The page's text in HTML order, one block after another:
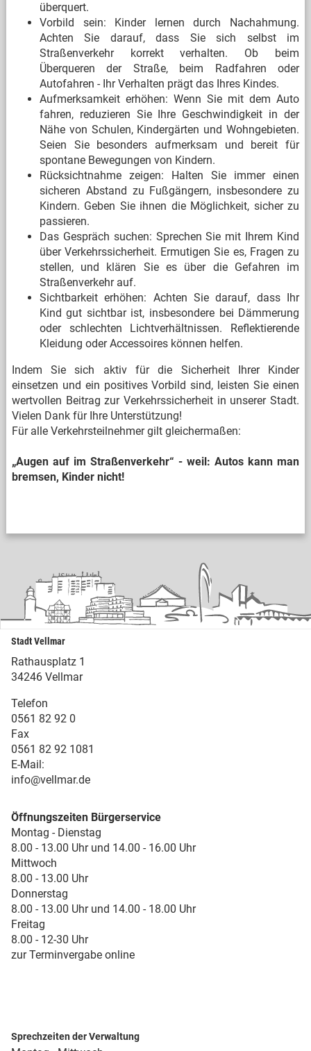
überquert.
Vorbild sein: Kinder lernen durch Nachahmung.
Achten Sie darauf, dass Sie sich selbst im
Straßenverkehr korrekt verhalten. Ob beim
Überqueren der Straße, beim Radfahren oder
Autofahren - Ihr Verhalten prägt das Ihres Kindes.
Aufmerksamkeit erhöhen: Wenn Sie mit dem Auto
fahren, reduzieren Sie Ihre Geschwindigkeit in der
Nähe von Schulen, Kindergärten und Wohngebieten.
Seien Sie besonders aufmerksam und bereit für
spontane Bewegungen von Kindern.
Rücksichtnahme zeigen: Halten Sie immer einen
sicheren Abstand zu Fußgängern, insbesondere zu
Kindern. Geben Sie ihnen die Möglichkeit, sicher zu
passieren.
Das Gespräch suchen: Sprechen Sie mit Ihrem Kind
über Verkehrssicherheit. Ermutigen Sie es, Fragen zu
stellen, und klären Sie es über die Gefahren im
Straßenverkehr auf.
Sichtbarkeit erhöhen: Achten Sie darauf, dass Ihr
Kind gut sichtbar ist, insbesondere bei Dämmerung
oder schlechten Lichtverhältnissen. Reflektierende
Kleidung oder Accessoires können helfen.
Indem Sie sich aktiv für die Sicherheit Ihrer Kinder
einsetzen und ein positives Vorbild sind, leisten Sie einen
wertvollen Beitrag zur Verkehrssicherheit in unserer Stadt.
Vielen Dank für Ihre Unterstützung!
Für alle Verkehrsteilnehmer gilt gleichermaßen:
„Augen auf im Straßenverkehr“ - weil: Autos kann man
bremsen, Kinder nicht!
Stadt Vellmar
Rathausplatz 1
34246 Vellmar
Telefon
0561 82 92 0
Fax
0561 82 92 1081
E-Mail:
info@vellmar.de
Öffnungszeiten Bürgerservice
Montag - Dienstag
8.00 - 13.00 Uhr und 14.00 - 16.00 Uhr
Mittwoch
8.00 - 13.00 Uhr
Donnerstag
8.00 - 13.00 Uhr und 14.00 - 18.00 Uhr
Freitag
8.00 - 12-30 Uhr
zur Terminvergabe online
Sprechzeiten der Verwaltung